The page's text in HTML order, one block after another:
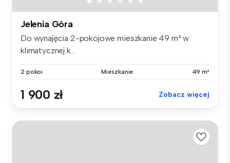
Jelenia Góra
Do wynajęcia 2-pokojowe mieszkanie 49 m² w
klimatycznej k...
2 pokoi Mieszkanie 49 m²
1 900 zł Zobacz więcej